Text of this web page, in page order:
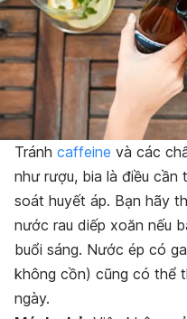
Tránh caffeine và các
như rượu, bia là điều cần
soát huyết áp. Bạn hãy
nước rau diếp xoăn nếu
buổi sáng. Nước ép có
không cồn) cũng có thể
ngày.